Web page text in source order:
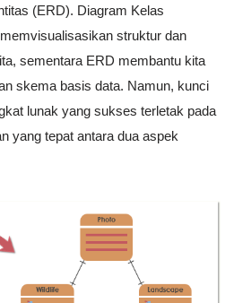
(ERD). Diagram Kelas
struktur dan
sementara ERD membantu kita
skema basis data. Namun, kunci
lunak yang sukses terletak pada
yang tepat antara dua aspek